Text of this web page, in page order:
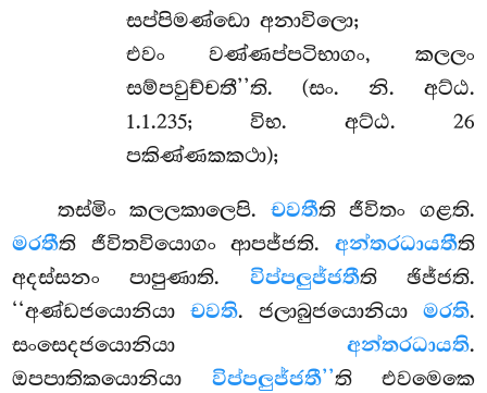
සප්පිමණ්ඩො අනාවිලො;
එවං වණ්ණප්පටිභාගං, කලලං
සම්පවුච්චතී’’ති. (සං. නි. අට්ඨ.
1.1.235; විභ. අට්ඨ. 26
පකිණ්ණකකථා);
තස්මිංකලලකාලෙපි. චවතීති ජීවිතං ගළති.
මරතීති ජීවිතවියොගං ආපජ්ජති. අන්තරධායතීති
අදස්සනං පාපුණාති. විප්පලුජ්ජතීති ඡිජ්ජති.
‘‘අණ්ඩජයොනියාචවති. ජලාබුජයොනියා මරති.
සංසෙදජයොනියා අන්තරධායති.
ඔපපාතිකයොනියා විප්පලුජ්ජතී’’ති එවමෙකෙ